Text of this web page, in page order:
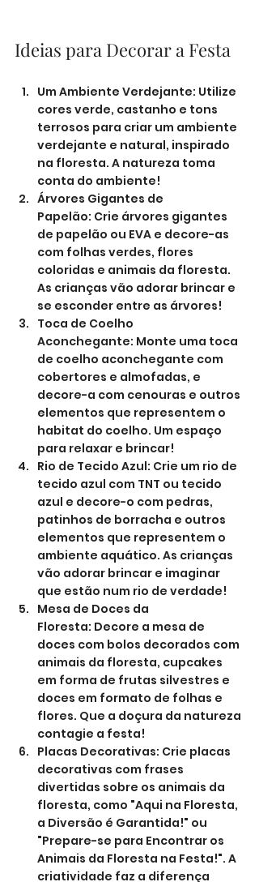
Ideias para Decorar a Festa
Um Ambiente Verdejante: Utilize
cores verde, castanho e tons
terrosos para criar um ambiente
verdejante e natural, inspirado
na floresta. A natureza toma
conta do ambiente!
Árvores Gigantes de
Papelão: Crie árvores gigantes
de papelão ou EVA e decore-as
com folhas verdes, flores
coloridas e animais da floresta.
As crianças vão adorar brincar e
se esconder entre as árvores!
Toca de Coelho
Aconchegante: Monte uma toca
de coelho aconchegante com
cobertores e almofadas, e
decore-a com cenouras e outros
elementos que representem o
habitat do coelho. Um espaço
para relaxar e brincar!
Rio de Tecido Azul: Crie um rio de
tecido azul com TNT ou tecido
azul e decore-o com pedras,
patinhos de borracha e outros
elementos que representem o
ambiente aquático. As crianças
vão adorar brincar e imaginar
que estão num rio de verdade!
Mesa de Doces da
Floresta: Decore a mesa de
doces com bolos decorados com
animais da floresta, cupcakes
em forma de frutas silvestres e
doces em formato de folhas e
flores. Que a doçura da natureza
contagie a festa!
Placas Decorativas: Crie placas
decorativas com frases
divertidas sobre os animais da
floresta, como "Aqui na Floresta,
a Diversão é Garantida!" ou
"Prepare-se para Encontrar os
Animais da Floresta na Festa!". A
criatividade faz a diferença